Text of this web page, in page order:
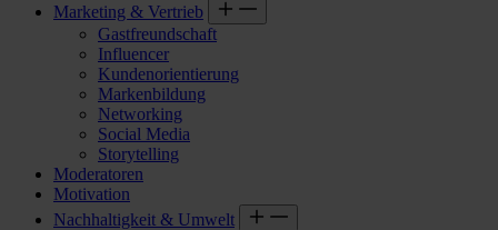
Marketing & Vertrieb
Gastfreundschaft
Influencer
Kundenorientierung
Markenbildung
Networking
Social Media
Storytelling
Moderatoren
Motivation
Nachhaltigkeit & Umwelt